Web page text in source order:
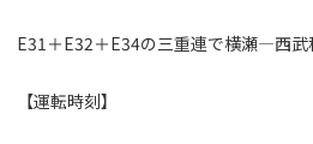
E31＋E32＋E34の三重連で横瀬―西武
【運転時刻】